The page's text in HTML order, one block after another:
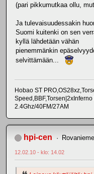
(pari pikkumutkaa ollu,
Ja tulevaisuudessakin
Suomi kuitenki on sen
kyllä lähdetään vähän
pienemmänkin
selvittämään...
Hobao ST
2.4Ghz/40FM/27AM
hpi-cen
12.02.10 - klo: 14.02